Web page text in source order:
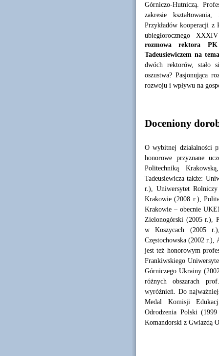
Górniczo-Hutniczą.
zakresie
Przykładów kooperacji z
ubiegłorocznego
rozmowa rektora
Tadeusiewiczem na
dwóch rektorów, stało
oszustwa? Pasjonująca
rozwoju i wpływu na
Doceniony
O wybitnej działalności
honorowe przyznane
Politechniką
Tadeusiewicza także:
r.), Uniwersytet
Krakowie (2008 r.),
Krakowie – obecnie
Zielonogórski (2005 r.),
w Koszycach (2005
Częstochowska (2002 r.),
jest też honorowym
Frankiwskiego
Górniczego Ukrainy
różnych obszarach
wyróżnień. Do
Medal Komisji
Odrodzenia Polski
Komandorski z Gwiazdą